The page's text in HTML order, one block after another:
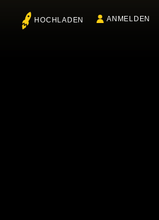
HOCHLADEN ANMELDEN